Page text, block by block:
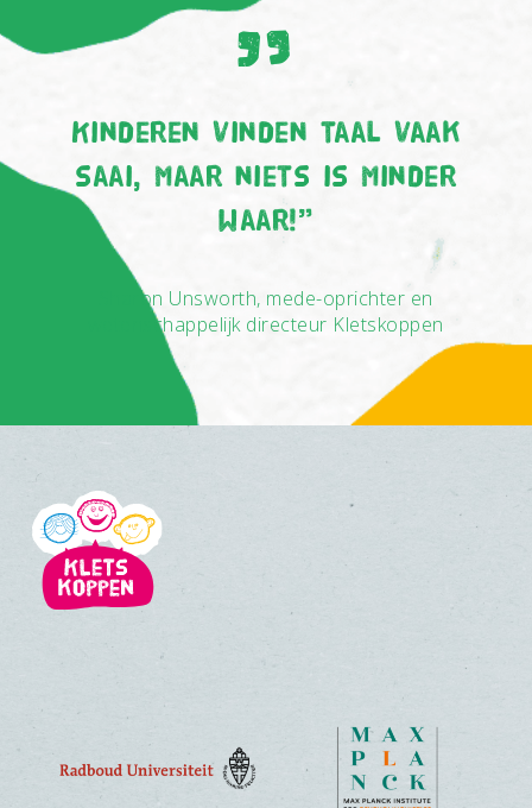
”
Kinderen vinden taal vaak
saai, maar niets is minder
waar!”
Sharon Unsworth, mede-oprichter en
wetenschappelijk directeur Kletskoppen